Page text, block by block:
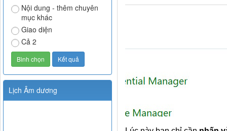
Nội dung - thêm chuyên
mục khác
Giao diện
Cả 2
Lịch Âm dương